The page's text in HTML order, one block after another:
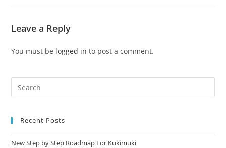
Leave a Reply
You must be logged in to post a comment.
Recent Posts
New Step by Step Roadmap For Kukimuki